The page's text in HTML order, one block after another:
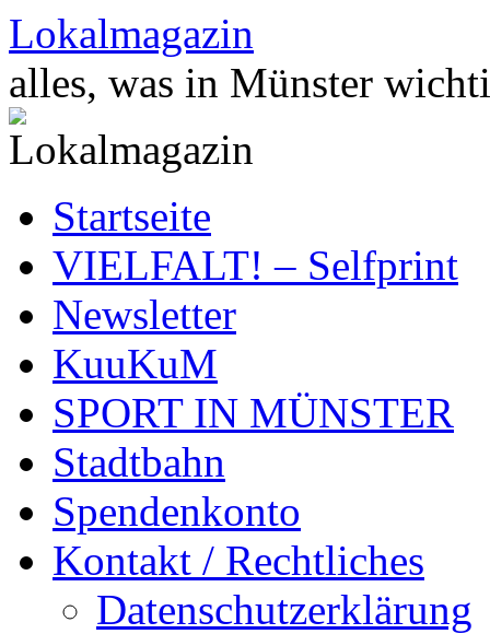
Zum
Inhalt
springen
Lokalmagazin
alles, was in Münster
Startseite
VIELFALT! – Selfprint
Newsletter
KuuKuM
SPORT IN MÜNSTER
Stadtbahn
Spendenkonto
Kontakt / Rechtliches
Datenschutzerklärung